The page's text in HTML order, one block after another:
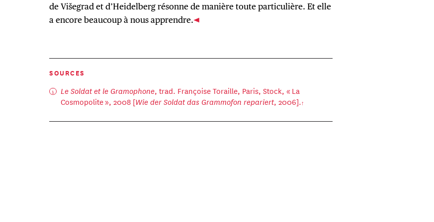
de Višegrad et d’Heidelberg résonne de manière toute particulière. Et elle
a encore beaucoup à nous apprendre.
SOURCES
Le Soldat et le Gramophone, trad. Françoise Toraille, Paris, Stock, « La
Cosmopolite », 2008 [Wie der Soldat das Grammofon repariert, 2006].